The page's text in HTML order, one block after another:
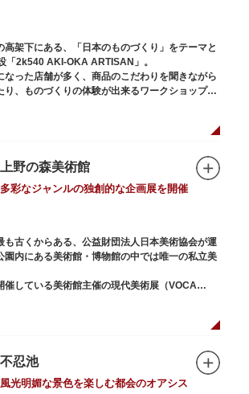
架下にある、「日本のものづくり」をテーマと
「2k540 AKI-OKA ARTISAN」。
なった店舗が多く、商品のこだわりを聞きながら
り、ものづくりの体験が出来るワークショップに
ル商品を作ったり、クリエイターと直接コミュ
ショッピングが楽しめます。飲食店もあるので
インの商品に出会うことができます。
2k540m付近にあることから「2k540」、秋葉原
町駅（OKACHIMACHI）の間にあるという造語
で「職人」を意味する「ARTISAN」を組み合わ
える伝統工芸職人の街だったという背景もあ
製品を扱うお店が多く、高いセンスとクオリティ
す。
上野の森美術館
多彩なジャンルの独創的な企画展を開催
も古くからある、公益財団法人日本美術協会が運
園内にある美術館・博物館の中では唯一の私立美
催している美術館主催の現代美術展（VOCA
館大賞展、日本の自然を描く展）のほか、マン
的に多彩なジャンルの独創的な企画展を開催し
どの開催もできる上野の森美術館ギャラリー、
アートスクールが設置され、初心者から熟練者を
水彩、日本画のクラスや、週末に受講できる単
不忍池
風光明媚な景色を楽しむ都会のオアシス